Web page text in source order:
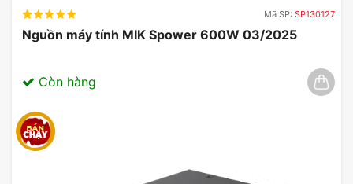
Mã SP: SP130127
Nguồn máy tính MIK Spower 600W 03/2025
Còn hàng